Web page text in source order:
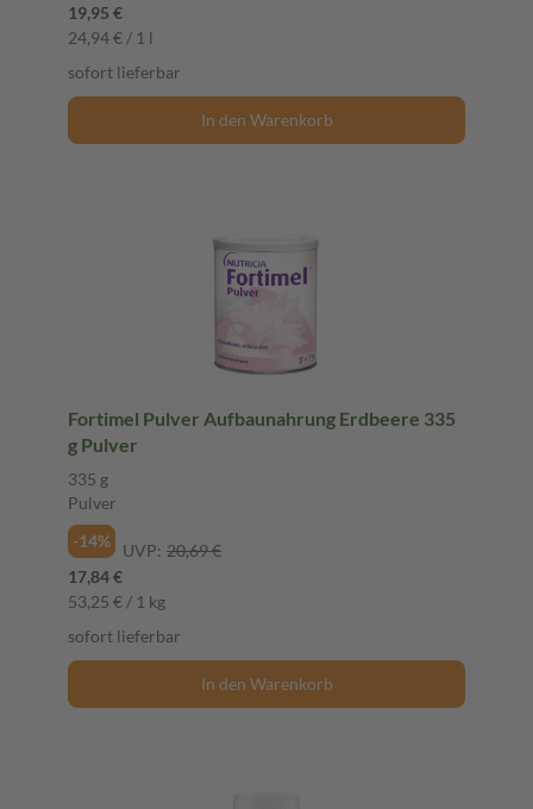
19,95 €
24,94 € / 1 l
sofort lieferbar
In den Warenkorb
Fortimel Pulver Aufbaunahrung Erdbeere 335
g Pulver
335 g
Pulver
-14%
UVP: 20,69 €
17,84 €
53,25 € / 1 kg
sofort lieferbar
In den Warenkorb